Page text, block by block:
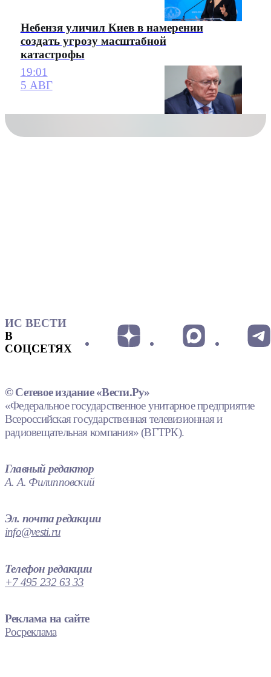
Небензя уличил Киев в намерении
создать угрозу масштабной
катастрофы
19:01
5 АВГ
ИС ВЕСТИ
В
СОЦСЕТЯХ
© Сетевое издание «Вести.Ру»
«Федеральное государственное унитарное предприятие
Всероссийская государственная телевизионная и
радиовещательная компания» (ВГТРК).
Главный редактор
А. А. Филипповский
Эл. почта редакции
info@vesti.ru
Телефон редакции
+7 495 232 63 33
Реклама на сайте
Росреклама